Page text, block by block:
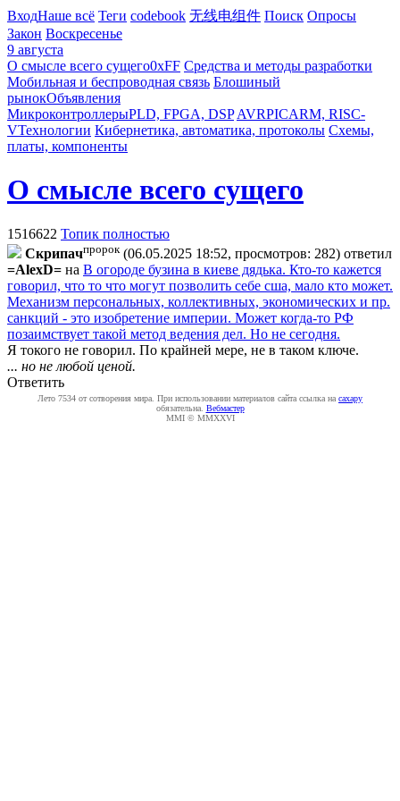
ВходНаше всё Теги codebook 无线电组件 Поиск Опросы
Закон Воскресенье
9 августа
О смысле всего сущего0xFF Средства и методы разработки
Мобильная и беспроводная связь Блошиный
рынокОбъявления
МикроконтроллерыPLD, FPGA, DSP AVRPICARM, RISC-
VТехнологии Кибернетика, автоматика, протоколы Схемы,
платы, компоненты
О смысле всего сущего
1516622 Топик полностью
Cкpипaчпророк (06.05.2025 18:52, просмотров: 282) ответил
=AlexD= на В огороде бузина в киеве дядька. Кто-то кажется
говорил, что то что могут позволить себе сша, мало кто может.
Механизм персональных, коллективных, экономических и пр.
санкций - это изобретение империи. Может когда-то РФ
позаимствует такой метод ведения дел. Но не сегодня.
Я токого не говорил. По крайней мере, не в таком ключе.
... но не любой ценой.
Ответить
Лето 7534 от сотворения мира. При использовании материалов сайта ссылка на caxapу
обязательна. Вебмастер
MMI © MMXXVI